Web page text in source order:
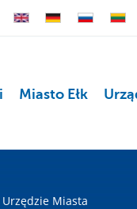
Miasto Ełk
Miasta